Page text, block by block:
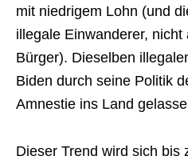
mit niedrigem Lohn (und
illegale Einwanderer,
Bürger). Dieselben
Biden durch seine Politik
Amnestie ins Land
Dieser Trend wird sich bis